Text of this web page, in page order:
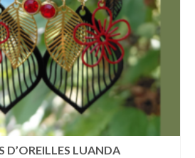
D’OREILLES LUANDA